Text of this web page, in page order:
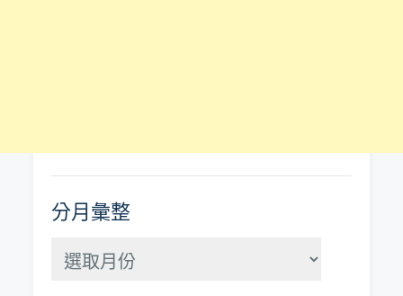
分月彙整
分